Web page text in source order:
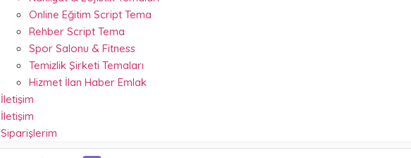
Online Eğitim Script Tema
Rehber Script Tema
Spor Salonu & Fitness
Temizlik Şirketi Temaları
Hizmet İlan Haber Emlak
İletişim
İletişim
Siparişlerim